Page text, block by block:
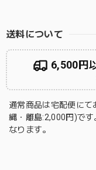
送料について
6,500円
通常商品は宅配便に
縄・離島:2,000円)で
なります。